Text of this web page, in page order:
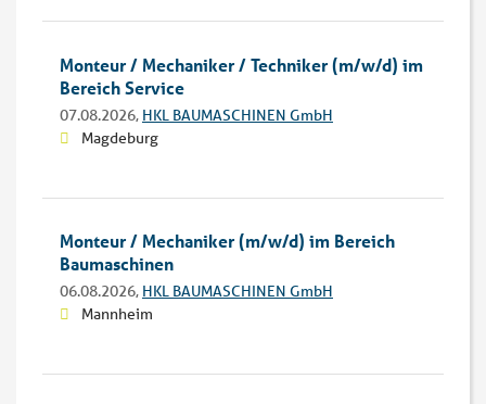
Monteur / Mechaniker / Techniker (m/w/d) im
Bereich Service
07.08.2026, HKL BAUMASCHINEN GmbH
Magdeburg
Monteur / Mechaniker (m/w/d) im Bereich
Baumaschinen
06.08.2026, HKL BAUMASCHINEN GmbH
Mannheim